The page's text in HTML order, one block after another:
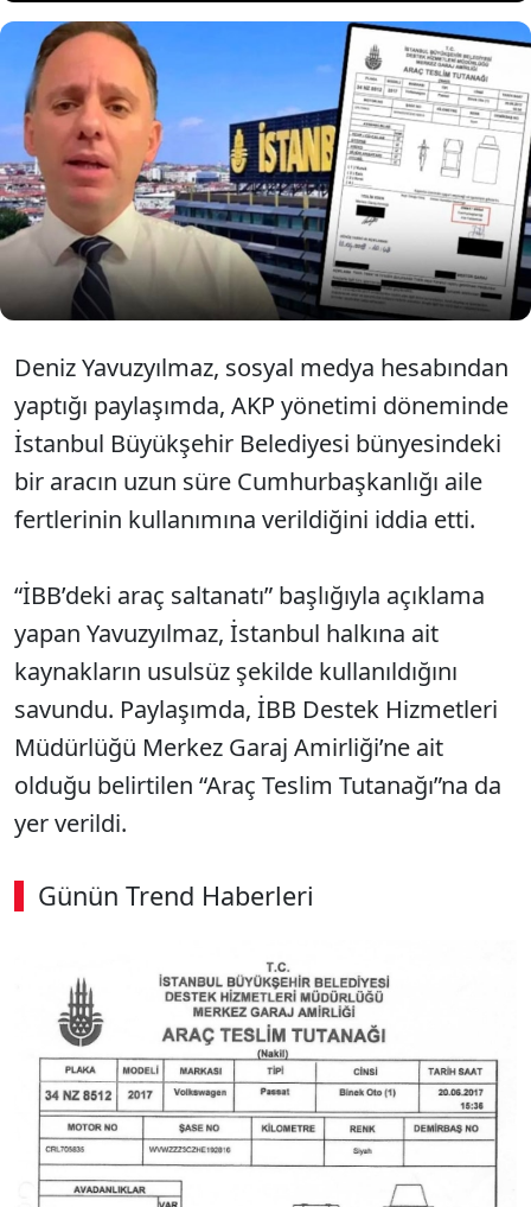
Deniz Yavuzyılmaz, AKP döneminde İstanbul
Büyükşehir Belediyesi’ne ait bir aracın 660
gün boyunca “Cumhurbaşkanlığı aile
fertleri”ne tahsis edildiğini öne sürdü.
Yavuzyılmaz, konuya ilişkin resmi belge
paylaştı
Deniz Yavuzyılmaz, sosyal medya hesabından
yaptığı paylaşımda, AKP yönetimi döneminde
İstanbul Büyükşehir Belediyesi bünyesindeki
bir aracın uzun süre Cumhurbaşkanlığı aile
fertlerinin kullanımına verildiğini iddia etti.
“İBB’deki araç saltanatı” başlığıyla açıklama
yapan Yavuzyılmaz, İstanbul halkına ait
kaynakların usulsüz şekilde kullanıldığını
savundu. Paylaşımda, İBB Destek Hizmetleri
Müdürlüğü Merkez Garaj Amirliği’ne ait
olduğu belirtilen “Araç Teslim Tutanağı”na da
yer verildi.
Günün Trend Haberleri